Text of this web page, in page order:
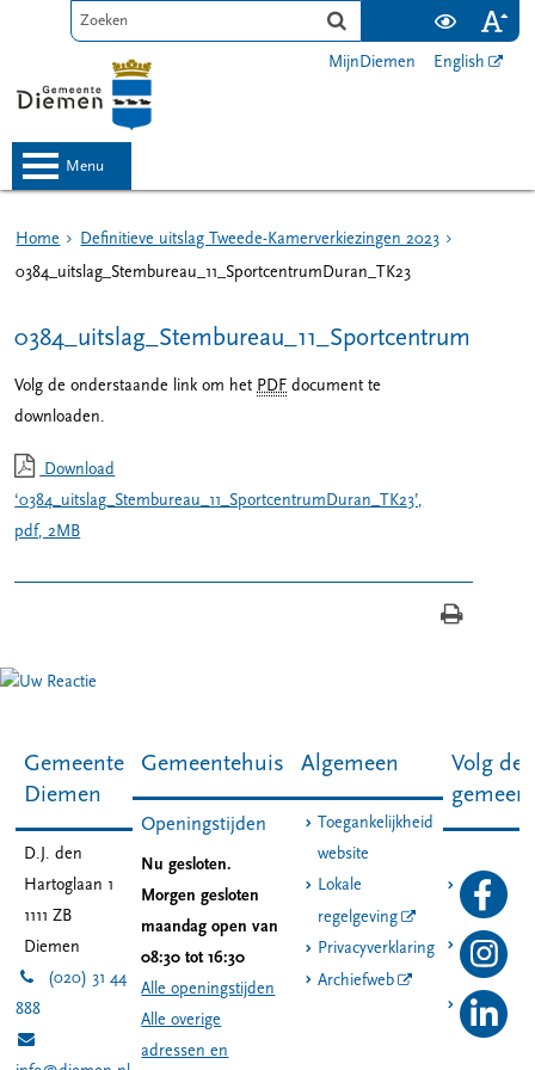
MijnDiemen English
menu
Home
Definitieve uitslag Tweede-Kamerverkiezingen 2023
0384_uitslag_Stembureau_11_SportcentrumDuran_TK23
Volg de onderstaande link om hetPDF document te
downloaden.
Download
‘0384_uitslag_Stembureau_11_SportcentrumDuran_TK23’,
pdf, 2MB
Gemeente
Diemen
D.J. den
Hartoglaan 1
1111 ZB
Diemen
(020) 31 44
888
Gemeentehuis
Openingstijden
Nu gesloten.
Morgen gesloten
maandag open van
08:30 tot 16:30
Alle openingstijden
Alle overige
adressen en
Algemeen
Toegankelijkheid
website
Lokale
regelgeving
Privacyverklaring
Archiefweb
Volg de